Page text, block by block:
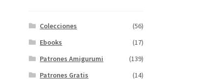
Colecciones
(56)
Ebooks
(17)
Patrones Amigurumi
(139)
Patrones Gratis
(14)